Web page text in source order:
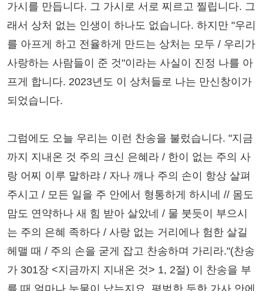
가시를 만듭니다. 그 가시로 서로 찌르고 찔립니다. 그
래서 상처 없는 인생이 하나도 없습니다. 하지만 "우리
를 아프게 하고 전율하게 만드는 상처는 모두 / 우리가
사랑하는 사람들이 준 것"이라는 사실이 진정 나를 아
프게 합니다. 2023년도 이 상처들로 나는 만신창이가
되었습니다.
그럼에도 오늘 우리는 이런 찬송을 불렀습니다. "지금
까지 지내온 것 주의 크신 은혜라 / 한이 없는 주의 사
랑 어찌 이루 말하랴 / 자나 깨나 주의 손이 항상 살펴
주시고 / 모든 일을 주 안에서 형통하게 하시네 // 몸도
맘도 연약하나 새 힘 받아 살았네 / 물 붓듯이 부으시
는 주의 은혜 족하다 / 사랑 없는 거리에나 험한 살길
헤맬 때 / 주의 손을 굳게 잡고 찬송하며 가리라."(찬송
가 301장 <지금까지 지내온 것> 1, 2절) 이 찬송을 부